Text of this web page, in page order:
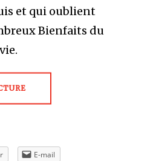
et qui oublient
Bienfaits du
E-mail